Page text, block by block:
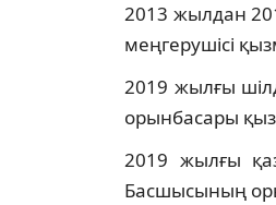
2013 жылдан
меңгерушісі
2019 жылғы
орынбасары
2019 жылғы
Басшысының